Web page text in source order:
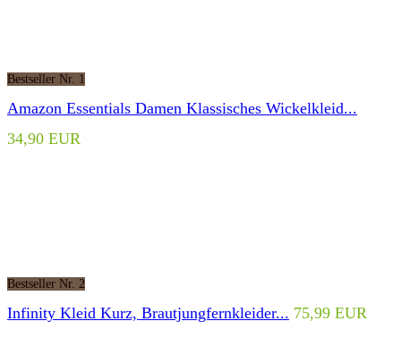
Bestseller Nr. 1
Amazon Essentials Damen Klassisches Wickelkleid...
34,90 EUR
Bestseller Nr. 2
Infinity Kleid Kurz, Brautjungfernkleider... 75,99 EUR